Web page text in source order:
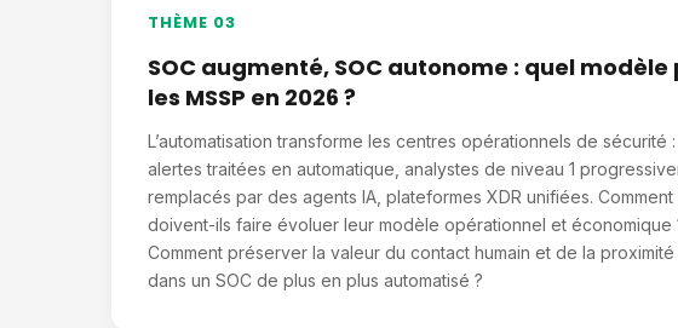
THÈME 03
SOC augmenté, SOC autonome : quel modèle
les MSSP en 2026 ?
L’automatisation transforme les centres opérationnels de sécurité
alertes traitées en automatique, analystes de niveau 1
remplacés par des agents IA, plateformes XDR unifiées. Comment
doivent-ils faire évoluer leur modèle opérationnel et économique
Comment préserver la valeur du contact humain et de la
dans un SOC de plus en plus automatisé ?